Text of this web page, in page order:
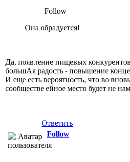
Follow
Она обрадуется!
Да, появление пищевых
большАя радость - повышение
И еще есть вероятность, что во
сообществе ейное место будет не
Ответить
Follow